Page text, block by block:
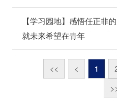
【学习园地】感悟任正
就未来希望在青年
<< < 1